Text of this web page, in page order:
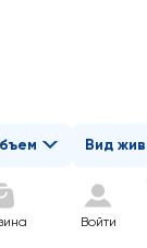
Вид
Войти